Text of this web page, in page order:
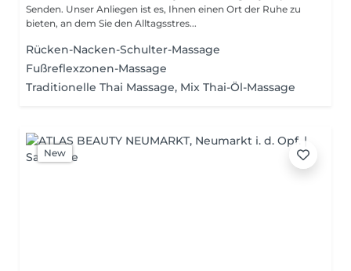
Senden. Unser Anliegen ist es, Ihnen einen Ort der Ruhe zu
bieten, an dem Sie den Alltagsstres...
Rücken-Nacken-Schulter-Massage
Fußreflexzonen-Massage
Traditionelle Thai Massage, Mix Thai-Öl-Massage
New